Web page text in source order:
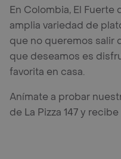
En Colombia, El Fuerte
amplia variedad de
que no queremos salir
que deseamos es
favorita en casa.
Anímate a probar
de La Pizza 147 y